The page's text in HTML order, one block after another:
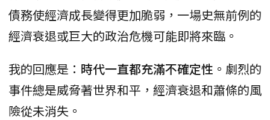
債務使經濟成長變得更加脆弱，一場史無前例的
經濟衰退或巨大的政治危機可能即將來臨。
我的回應是： 時代一直都充滿不確定性 。劇烈的
事件總是威脅著世界和平，經濟衰退和蕭條的風
險從未消失。